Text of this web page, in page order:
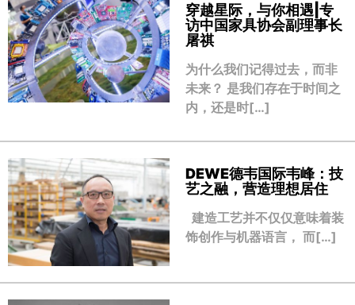
穿越星际，与你相遇|专
访中国家具协会副理事长
屠祺
为什么我们记得过去，而非
未来？ 是我们存在于时间之
内，还是时[…]
DEWE德韦国际韦峰：技
艺之融，营造理想居住
建造工艺并不仅仅意味着装
饰创作与机器语言， 而[…]